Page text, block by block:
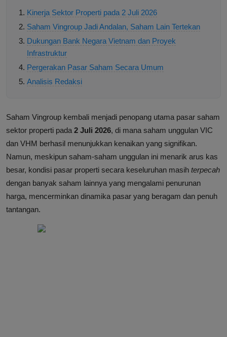
Kinerja Sektor Properti pada 2 Juli 2026
Saham Vingroup Jadi Andalan, Saham Lain Tertekan
Dukungan Bank Negara Vietnam dan Proyek
Infrastruktur
Pergerakan Pasar Saham Secara Umum
Analisis Redaksi
Saham Vingroup kembali menjadi penopang utama pasar saham
sektor properti pada 2 Juli 2026, di mana saham unggulan VIC
dan VHM berhasil menunjukkan kenaikan yang signifikan.
Namun, meskipun saham-saham unggulan ini menarik arus kas
besar, kondisi pasar properti secara keseluruhan masih terpecah
dengan banyak saham lainnya yang mengalami penurunan
harga, mencerminkan dinamika pasar yang beragam dan penuh
tantangan.